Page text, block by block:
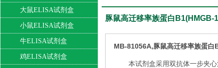
大鼠ELISA试剂盒
小鼠ELISA试剂盒
牛ELISA试剂盒
鸡ELISA试剂盒
豚鼠高迁移率族蛋白B1(HMGB-
MB-81056A,豚鼠高迁移率族蛋
本试剂盒采用双抗体一步夹